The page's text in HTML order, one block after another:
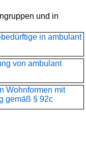
und in
in ambulant
von ambulant
Wohnformen mit
gemäß § 92c